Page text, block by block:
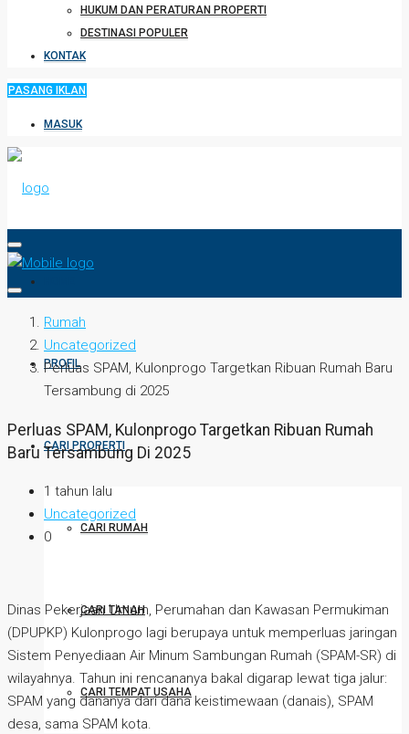
HUKUM DAN PERATURAN PROPERTI
DESTINASI POPULER
KONTAK
PASANG IKLAN
MASUK
PROFIL
CARI PROPERTI
CARI RUMAH
CARI TANAH
CARI TEMPAT USAHA
Rumah
Uncategorized
Perluas SPAM, Kulonprogo Targetkan Ribuan Rumah Baru
Tersambung di 2025
Perluas SPAM, Kulonprogo Targetkan Ribuan Rumah
Baru Tersambung Di 2025
1 tahun lalu
Uncategorized
0
Dinas Pekerjaan Umum, Perumahan dan Kawasan Permukiman
(DPUPKP) Kulonprogo lagi berupaya untuk memperluas jaringan
Sistem Penyediaan Air Minum Sambungan Rumah (SPAM-SR) di
wilayahnya. Tahun ini rencananya bakal digarap lewat tiga jalur:
SPAM yang dananya dari dana keistimewaan (danais), SPAM
desa, sama SPAM kota.